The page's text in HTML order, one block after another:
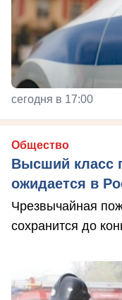
сегодня в 17:00
Общество
Высший класс
ожидается в
Чрезвычайная
сохранится до